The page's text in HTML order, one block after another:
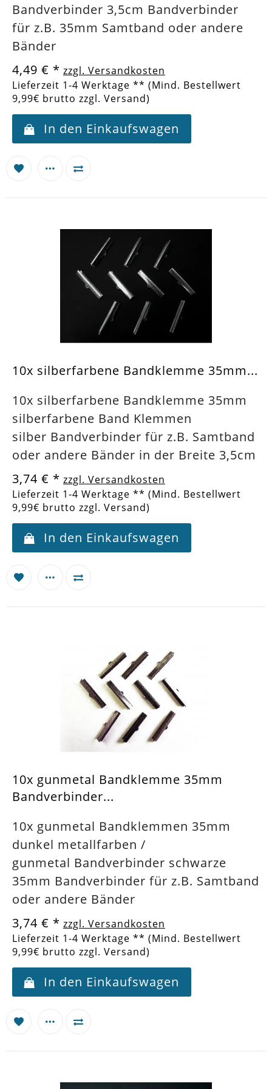
Bandverbinder 3,5cm Bandverbinder
für z.B. 35mm Samtband oder andere
Bänder
4,49 € * zzgl. Versandkosten
Lieferzeit 1-4 Werktage ** (Mind. Bestellwert
9,99€ brutto zzgl. Versand)
In den Einkaufswagen
10x silberfarbene Bandklemme 35mm...
10x silberfarbene Bandklemme 35mm
silberfarbene Band Klemmen
silber Bandverbinder für z.B. Samtband
oder andere Bänder in der Breite 3,5cm
3,74 € * zzgl. Versandkosten
Lieferzeit 1-4 Werktage ** (Mind. Bestellwert
9,99€ brutto zzgl. Versand)
In den Einkaufswagen
10x gunmetal Bandklemme 35mm
Bandverbinder...
10x gunmetal Bandklemmen 35mm
dunkel metallfarben /
gunmetal Bandverbinder schwarze
35mm Bandverbinder für z.B. Samtband
oder andere Bänder
3,74 € * zzgl. Versandkosten
Lieferzeit 1-4 Werktage ** (Mind. Bestellwert
9,99€ brutto zzgl. Versand)
In den Einkaufswagen